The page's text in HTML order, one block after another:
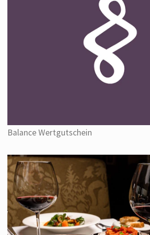
Balance Wertgutschein